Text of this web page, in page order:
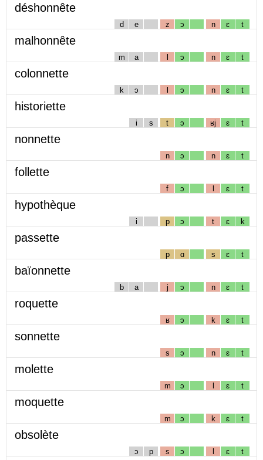
déshonnête
d e z ɔ n ɛ t
malhonnête
m a l ɔ n ɛ t
colonnette
k ɔ l ɔ n ɛ t
historiette
i s t ɔ ʁj ɛ t
nonnette
n ɔ n ɛ t
follette
f ɔ l ɛ t
hypothèque
i p ɔ t ɛ k
passette
p ɑ s ɛ t
baïonnette
b a j ɔ n ɛ t
roquette
ʁ ɔ k ɛ t
sonnette
s ɔ n ɛ t
molette
m ɔ l ɛ t
moquette
m ɔ k ɛ t
obsolète
ɔ p s ɔ l ɛ t